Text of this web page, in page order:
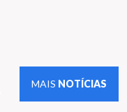
MAIS NOTÍCIAS